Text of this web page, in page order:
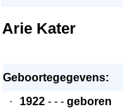
Arie Kater
Geboortegegevens:
·
1922 - - - geboren